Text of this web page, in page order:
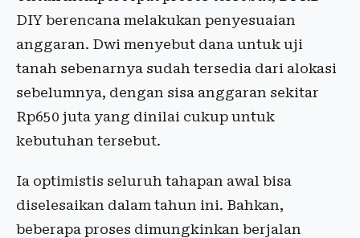
DIY berencana melakukan penyesuaian
anggaran. Dwi menyebut dana untuk uji
tanah sebenarnya sudah tersedia dari alokasi
sebelumnya, dengan sisa anggaran sekitar
Rp650 juta yang dinilai cukup untuk
kebutuhan tersebut.
Ia optimistis seluruh tahapan awal bisa
diselesaikan dalam tahun ini. Bahkan,
beberapa proses dimungkinkan berjalan